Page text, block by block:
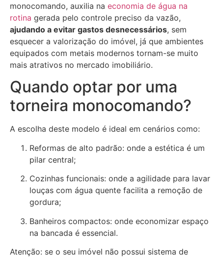
monocomando, auxilia na economia de água na
rotina gerada pelo controle preciso da vazão,
ajudando a evitar gastos desnecessários, sem
esquecer a valorização do imóvel, já que ambientes
equipados com metais modernos tornam-se muito
mais atrativos no mercado imobiliário.
Quando optar por uma
torneira monocomando?
A escolha deste modelo é ideal em cenários como:
Reformas de alto padrão: onde a estética é um
pilar central;
Cozinhas funcionais: onde a agilidade para lavar
louças com água quente facilita a remoção de
gordura;
Banheiros compactos: onde economizar espaço
na bancada é essencial.
Atenção: se o seu imóvel não possui sistema de